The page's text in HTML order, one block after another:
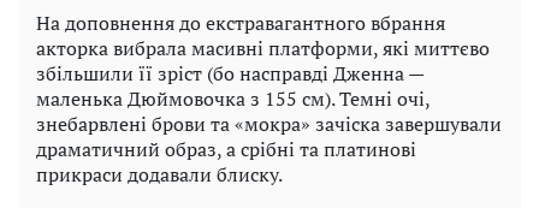
На доповнення до екстравагантного вбрання
акторка вибрала масивні платформи, які миттєво
збільшили її зріст (бо насправді Дженна —
маленька Дюймовочка з 155 см). Темні очі,
знебарвлені брови та «мокра» зачіска завершували
драматичний образ, а срібні та платинові
прикраси додавали блиску.